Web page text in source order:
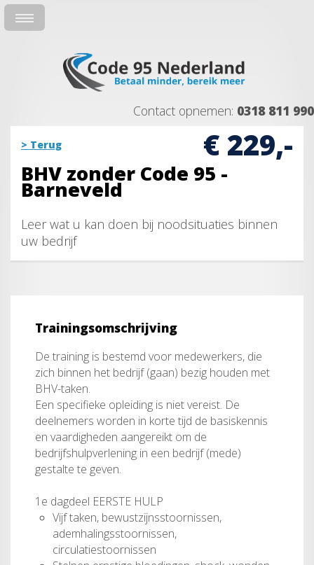
Contact opnemen: 0318 811 990
€ 229,-
> Terug
BHV zonder Code 95 -
Barneveld
Leer wat u kan doen bij noodsituaties binnen
uw bedrijf
Trainingsomschrijving
De training is bestemd voor medewerkers, die
zich binnen het bedrijf (gaan) bezig houden met
BHV-taken.
Een specifieke opleiding is niet vereist. De
deelnemers worden in korte tijd de basiskennis
en vaardigheden aangereikt om de
bedrijfshulpverlening in een bedrijf (mede)
gestalte te geven.
1e dagdeel EERSTE HULP
Vijf taken, bewustzijnsstoornissen,
ademhalingsstoornissen,
circulatiestoornissen